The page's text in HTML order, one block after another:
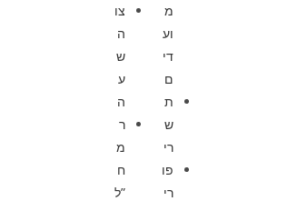
מ
וע
די
ם
ת
ש
רי
פו
רי
צו
ה
ש
ע
ה
ר
מ
ח
”ל